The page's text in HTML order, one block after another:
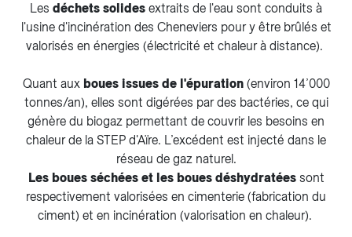
​​​​​Les déchets solides extraits de l'eau sont conduits à
l'usine d'incinération des Cheneviers pour y être brûlés et
valorisés en énergies (électricité et chaleur à distance).
Quant aux boues issues de l'épuration(environ 14’000
tonnes/an), elles sont digérées par des bactéries, ce qui
génère du biogaz permettant de couvrir les besoins en
chaleur de la STEP d'Aïre. L’excédent est injecté dans le
réseau de gaz naturel.
Les boues séchées et les boues déshydratées sont
respectivement valorisées en cimenterie (fabrication du
ciment) et en incinération (valorisation en chaleur).